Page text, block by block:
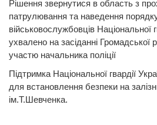
Рішення звернутися в область з
патрулювання та наведення порядку
військовослужбовців Національної
ухвалено на засіданні Громадської
участю начальника поліції
Підтримка Національної гвардії
для встановлення безпеки на
ім.Т.Шевченка.